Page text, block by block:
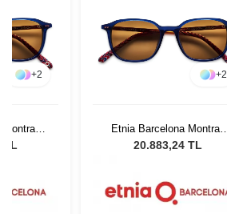
+2
TL
+2
Etnia Barcelona Montras
Sun BLHV 53
20.883,24 TL